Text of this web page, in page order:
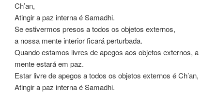
Ch’an,
Atingir a paz interna é Samadhi.
Se estivermos presos a todos os objetos externos,
a nossa mente interior ficará perturbada.
Quando estamos livres de apegos aos objetos externos, a
mente estará em paz.
Estar livre de apegos a todos os objetos externos é Ch’an,
Atingir a paz interna é Samadhi.